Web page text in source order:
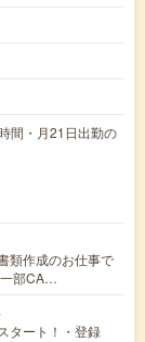
間・月21日出勤の
類作成のお仕事で
部CA…
タート！・登録